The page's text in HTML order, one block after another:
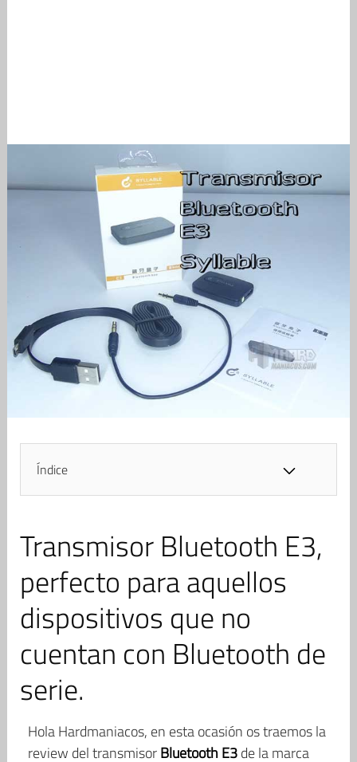
Índice
Transmisor Bluetooth E3,
perfecto para aquellos
dispositivos que no
cuentan con Bluetooth de
serie.
Hola Hardmaniacos, en esta ocasión os traemos la
review del transmisorBluetooth E3de la marca